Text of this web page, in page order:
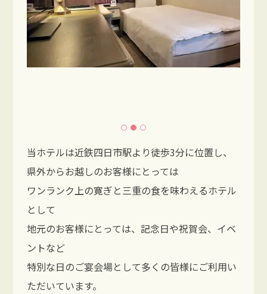
当ホテルは近鉄四日市駅より徒歩3分に位置し、
県外からお越しのお客様にとっては
ワンランク上の寛ぎと三重の食を味わえるホテル
として
地元のお客様にとっては、記念日や祝賀会、イベ
ントなど
特別な日のご宴会場として多くの皆様にご利用い
ただいています。